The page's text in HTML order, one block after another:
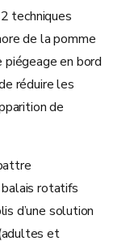
techniques
de la pomme
en bord
réduire les
de
rotatifs
d’une solution
et